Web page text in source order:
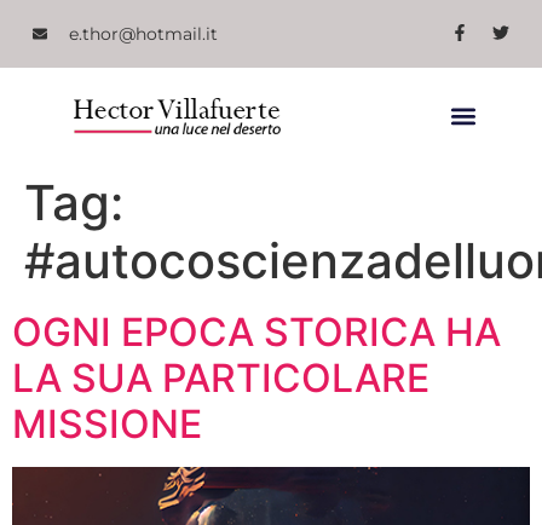
e.thor@hotmail.it
Tag:
OGNI EPOCA STORICA HA
LA SUA PARTICOLARE
MISSIONE